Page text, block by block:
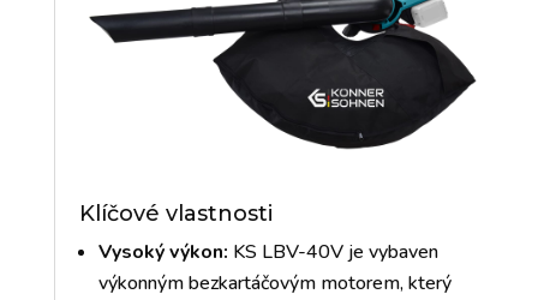
Klíčové vlastnosti
Vysoký výkon: KS LBV-40V je vybaven
výkonným bezkartáčovým motorem, který